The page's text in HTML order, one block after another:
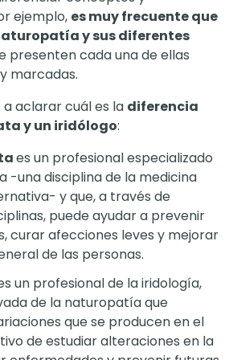
ejemplo, es muy frecuente que
y sus diferentes
presenten cada una de ellas
marcadas.
a aclarar cuál es la diferencia
y un iridólogo:
es un profesional especializado
-una disciplina de la medicina
y que, a través de
puede ayudar a prevenir
curar afecciones leves y mejorar
de las personas.
un profesional de la iridología,
de la naturopatía que
que se producen en el
de estudiar alteraciones en la